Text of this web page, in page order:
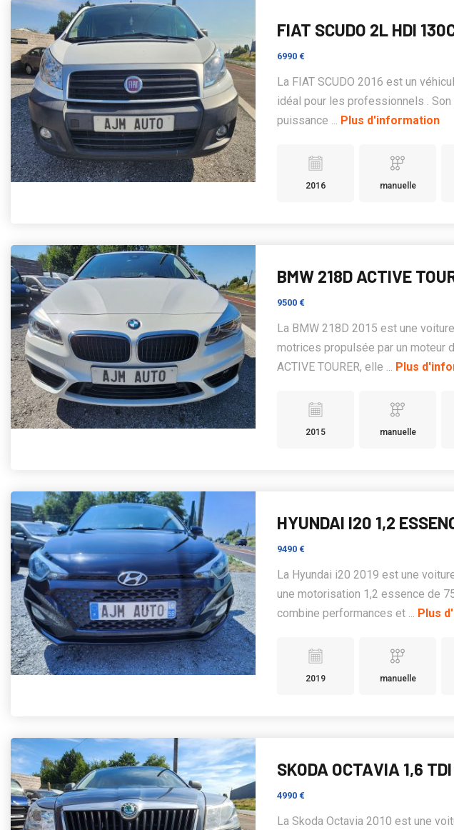
FIAT SCUDO 2L HDI
6990 €
La FIAT SCUDO 2016 est un
idéal pour les professionnels .
puissance ... Plus d'information
2016 manuelle
BMW 218D ACTIVE
9500 €
La BMW 218D 2015 est une
motrices propulsée par un moteur
ACTIVE TOURER, elle ... Plus
2015 manuelle
HYUNDAI I20 1,2
9490 €
La Hyundai i20 2019 est une
une motorisation 1,2 essence de
combine performances et ... Plus
2019 manuelle
SKODA OCTAVIA 1,6
4990 €
La Skoda Octavia 2010 est une